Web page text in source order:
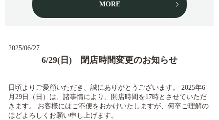
MORE
2025/06/27
6/29(日) 閉店時間変更のお知らせ
日頃よりご愛顧いただき、誠にありがとうございます。 2025年6
月29日（日）は、諸事情により、開店時間を17時とさせていただ
きます。 お客様にはご不便をおかけいたしますが、何卒ご理解の
ほどよろしくお願い申し上げます。